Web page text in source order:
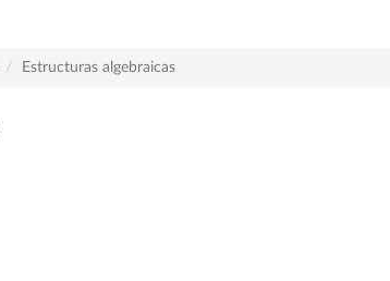
Estructuras algebraicas